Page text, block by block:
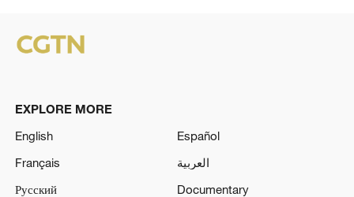
EXPLORE MORE
English
Español
Français
العربية
Русский
Documentary